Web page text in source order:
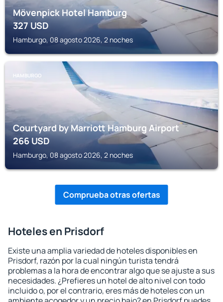
Mövenpick Hotel Hamburg
327USD
Hamburgo, 08 agosto 2026, 2 noches
HAMBURGO
Courtyard by Marriott Hamburg Airport
266USD
Hamburgo, 08 agosto 2026, 2 noches
Comprueba otras ofertas
Hoteles en Prisdorf
Existe una amplia variedad de hoteles disponibles en
Prisdorf, razón por la cual ningún turista tendrá
problemas a la hora de encontrar algo que se ajuste a sus
necesidades. ¿Prefieres un hotel de alto nivel con todo
incluido o, por el contrario, eres más de hoteles con un